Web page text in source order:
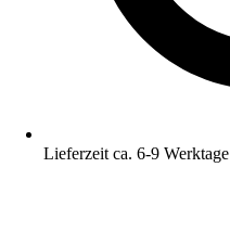
Lieferzeit ca. 6-9 Werktage